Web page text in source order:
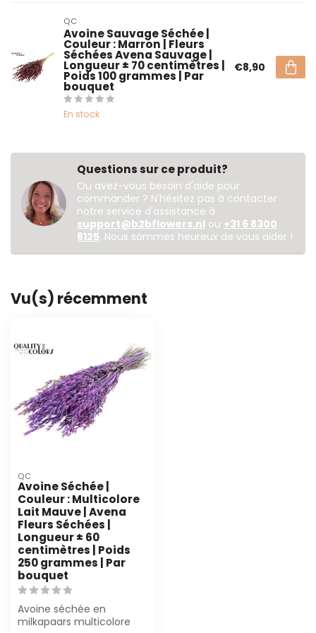
QC
Avoine Sauvage Séchée |
Couleur : Marron | Fleurs
Séchées Avena Sauvage |
Longueur ± 70 centimètres |
Poids 100 grammes | Par
bouquet
En stock
€8,90
Questions sur ce produit?
Ou avez-vous besoin d'aide pour
commander ? N'hésitez pas à contacter
notre service d'assistance à
support@b2bflowers.nl ou +31 6 8300
8125. Nous sommes heureux de vous aider !
Vu(s) récemment
QC
Avoine Séchée |
Couleur : Multicolore
Lait Mauve | Avena
Fleurs Séchées |
Longueur ± 60
centimètres | Poids
250 grammes | Par
bouquet
Avoine séchée en
milkapaars multicolore